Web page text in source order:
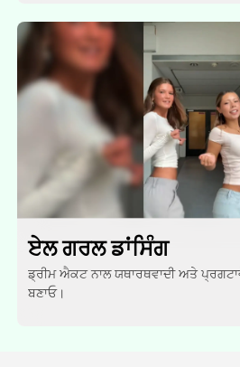
ਏਲ ਗਰਲ ਡਾਂਸਿੰਗ
ਡ੍ਰੀਮ ਐਕਟ ਨਾਲ ਯਥਾਰਥਵਾਦੀ ਅਤੇ
ਬਣਾਓ।